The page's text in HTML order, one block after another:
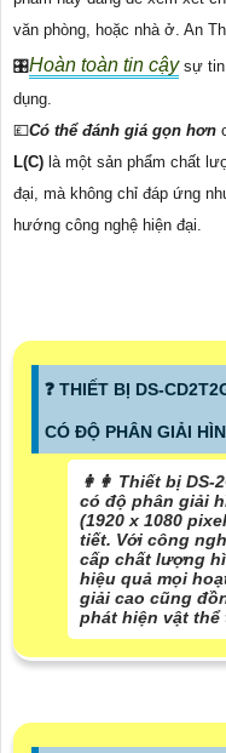
văn phòng, hoặc nhà ở. An
🎛Hoàn toàn tin cậysự tin
dụng.
💷Có thể đánh giá gọn hơn
L(C) là một sản phẩm chất
đại, mà không chỉ đáp ứng
hướng công nghệ hiện đại.
️❓ THIẾT BỊ DS-
CÓ ĐỘ PHÂN GIẢI
️👩‍👩 Thiết bị DS-
có độ phân giải
(1920 x 1080
tiết. Với công
cấp chất lượng
hiệu quả mọi
giải cao cũng
phát hiện vật thể